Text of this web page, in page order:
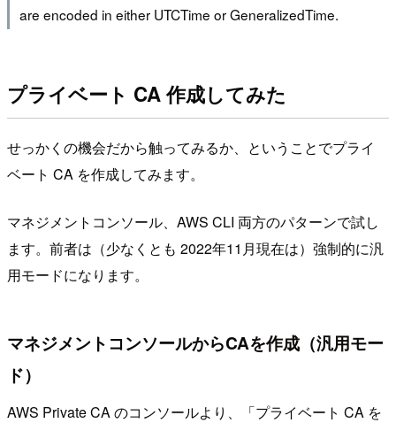
are encoded in either UTCTime or GeneralizedTime.
プライベート CA 作成してみた
せっかくの機会だから触ってみるか、ということでプライ
ベート CA を作成してみます。
マネジメントコンソール、AWS CLI 両方のパターンで試し
ます。前者は（少なくとも 2022年11月現在は）強制的に汎
用モードになります。
マネジメントコンソールからCAを作成（汎用モー
ド）
AWS Private CA のコンソールより、「プライベート CA を